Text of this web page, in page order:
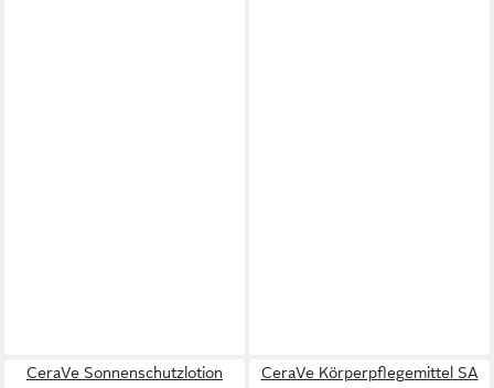
CeraVe Sonnenschutzlotion
CeraVe Körperpflegemittel SA